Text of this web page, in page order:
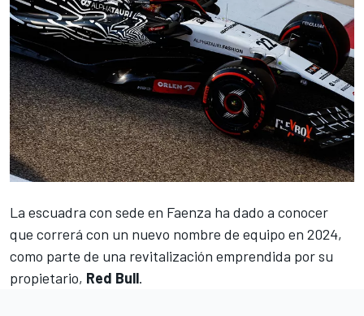
La escuadra con sede en Faenza ha dado a conocer
que correrá con un nuevo nombre de equipo en 2024,
como parte de una revitalización emprendida por su
propietario, Red Bull.